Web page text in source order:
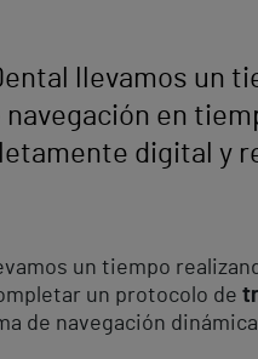
llevamos un
en
digital y
un tiempo
un protocolo de
de navegación